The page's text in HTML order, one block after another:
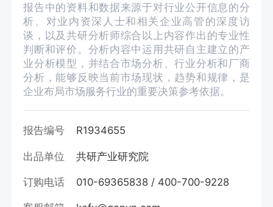
报告中的资料和数据来源于对行业公开信息的分
析、对业内资深人士和相关企业高管的深度访
谈，以及共研分析师综合以上内容作出的专业性
判断和评价。分析内容中运用共研自主建立的产
业分析模型，并结合市场分析、行业分析和厂商
分析，能够反映当前市场现状，趋势和规律，是
企业布局市场服务行业的重要决策参考依据。
报告编号 R1934655
出品单位 共研产业研究院
订购电话 010-69365838 / 400-700-9228